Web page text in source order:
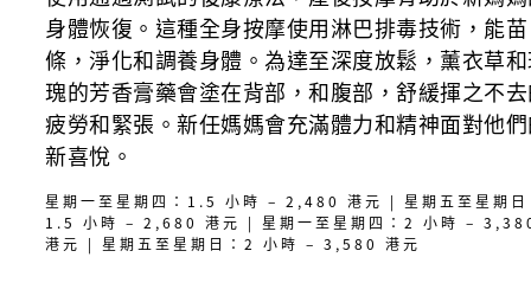
身體恢復。這種全身按摩使用淋巴排毒技術，能苗
條，淨化和調養身體。為達至深度放鬆，薰衣草
瑰的芳香膏藥會塗在背部，和腹部，舒緩揮之不
疲勞和緊張。新任媽媽會充滿體力和精神面對他
新喜悅。
星期一至星期四：1.5 小時 – 2,480 港元 | 星期五至星期日
1.5 小時 – 2,680 港元 | 星期一至星期四：2 小時 –
港元 | 星期五至星期日：2 小時 – 3,580 港元